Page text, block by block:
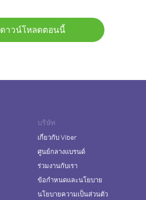
ดาวน์โหลดตอนนี้
บริษัท
เกี่ยวกับ Viber
ศูนย์กลางแบรนด์
ร่วมงานกับเรา
ข้อกำหนดและนโยบาย
นโยบายความเป็นส่วนตัว